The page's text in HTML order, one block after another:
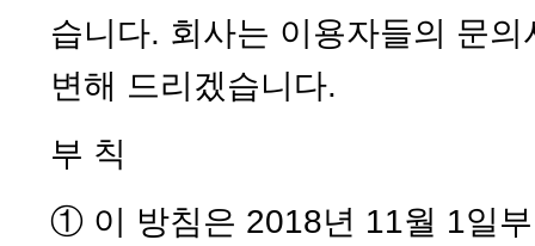
습니다. 회사는 이용자들의 문
변해 드리겠습니다.
부 칙
① 이 방침은 2018년 11월 1일